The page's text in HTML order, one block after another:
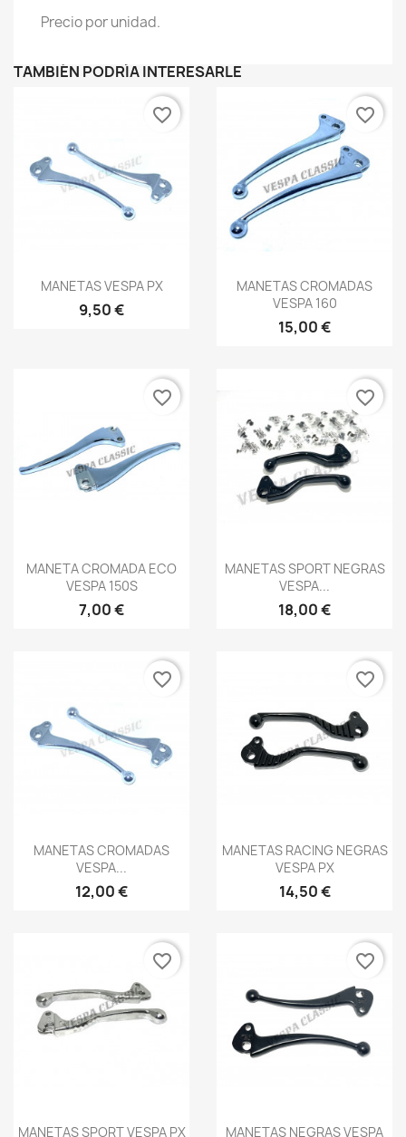
Precio por unidad.
TAMBIÉN PODRÍA INTERESARLE
Vista rápida
MANETAS VESPA PX
9,50 €
favorite_border
Vista rápida
MANETAS CROMADAS
VESPA 160
15,00 €
favorite_border
Vista rápida
MANETA CROMADA ECO
VESPA 150S
7,00 €
favorite_border
Vista rápida
MANETAS SPORT NEGRAS
VESPA...
18,00 €
favorite_border
Vista rápida
MANETAS CROMADAS
VESPA...
12,00 €
favorite_border
Vista rápida
MANETAS RACING NEGRAS
VESPA PX
14,50 €
favorite_border
Vista rápida
MANETAS SPORT VESPA PX
favorite_border
Vista rápida
MANETAS NEGRAS VESPA
favorite_border